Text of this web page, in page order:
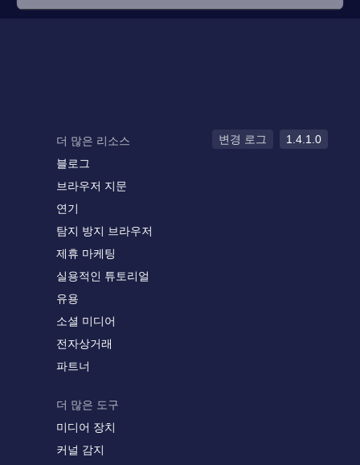
더 많은 리소스
블로그
브라우저 지문
연기
탐지 방지 브라우저
제휴 마케팅
실용적인 튜토리얼
유용
소셜 미디어
전자상거래
파트너
더 많은 도구
미디어 장치
커널 감지
변경 로그 1.4.1.0